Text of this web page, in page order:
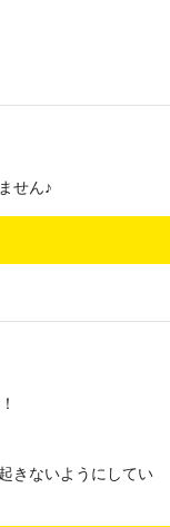
せん♪
きないようにしてい